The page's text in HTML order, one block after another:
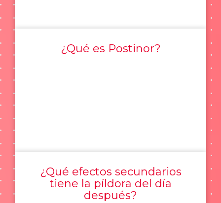
¿Qué es Postinor?
¿Qué efectos secundarios
tiene la píldora del día
después?